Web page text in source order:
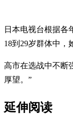
日本电视台根据各
18到29岁群体中，
高市在选战中不断
厚望。”
延伸阅读